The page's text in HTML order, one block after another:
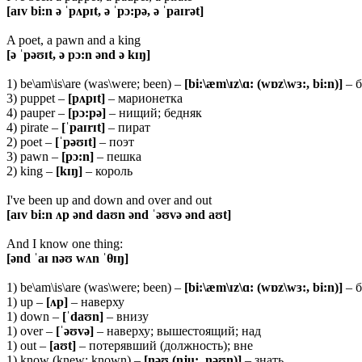
[aɪv bi:n ə ˈpʌpɪt, ə ˈpɔ:pə, ə ˈpaɪrət]
A poet, a pawn and a king
[ə ˈpəʊɪt, ə pɔ:n ənd ə kɪŋ]
1) be\am\is\are (was\were; been) – [bi:\æm\ɪz\ɑ: (wɒz\wɜ:, bi:n)] –
3) puppet – [pʌpɪt] – марионетка
4) pauper – [pɔ:pə] – нищий; бедняк
4) pirate – [ˈpaɪrɪt] – пират
2) poet – [ˈpəʊɪt] – поэт
3) pawn – [pɔ:n] – пешка
2) king – [kɪŋ] – король
I've been up and down and over and out
[aɪv bi:n ʌp ənd daʊn ənd ˈəʊvə ənd aʊt]
And I know one thing:
[ənd ˈaɪ nəʊ wʌn ˈθɪŋ]
1) be\am\is\are (was\were; been) – [bi:\æm\ɪz\ɑ: (wɒz\wɜ:, bi:n)] –
1) up – [ʌp] – наверху
1) down – [ˈdaʊn] – внизу
1) over – [ˈəʊvə] – наверху; вышестоящий; над
1) out – [aʊt] – потерявший (должность); вне